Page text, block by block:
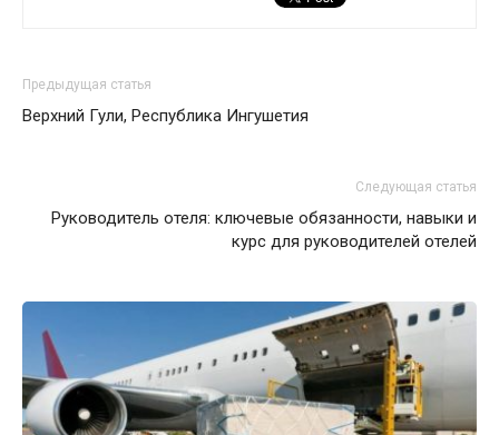
Предыдущая статья
Верхний Гули, Республика Ингушетия
Следующая статья
Руководитель отеля: ключевые обязанности, навыки и
курс для руководителей отелей